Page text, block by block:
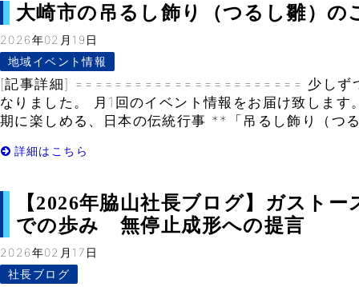
大崎市の吊るし飾り（つるし雛）の
2026年02月19日
地域イベント情報
[記事詳細] ======================= 少しず
なりました。 月1回のイベント情報をお届け致します
期に楽しめる、日本の伝統行事 **「吊るし飾り（つ
詳細はこちら
【2026年脇山社長ブログ】ガスト
での歩み 無停止成形への提言
2026年02月17日
社長ブログ